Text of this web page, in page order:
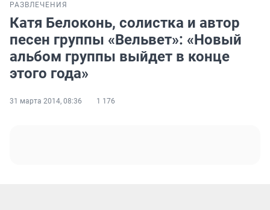
РАЗВЛЕЧЕНИЯ
Катя Белоконь, солистка и автор
песен группы «Вельвет»: «Новый
альбом группы выйдет в конце
этого года»
31 марта 2014, 08:36 1 176